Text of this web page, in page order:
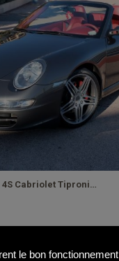
le bon fonctionnement
Cabriolet Tiproni…